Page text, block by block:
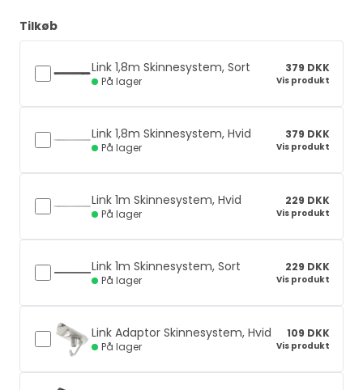
Tilkøb
Link 1,8m Skinnesystem, Sort
På lager
379 DKK
Vis produkt
Link 1,8m Skinnesystem, Hvid
På lager
379 DKK
Vis produkt
Link 1m Skinnesystem, Hvid
På lager
229 DKK
Vis produkt
Link 1m Skinnesystem, Sort
På lager
229 DKK
Vis produkt
Link Adaptor Skinnesystem, Hvid
På lager
109 DKK
Vis produkt